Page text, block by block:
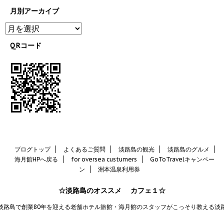
月別アーカイブ
QRコード
ブログトップ よくあるご質問 淡路島の観光
淡路島のグルメ
海月館HPへ戻る
for oversea custumers
GoToTravelキャンペー
ン
洲本温泉利用券
☆淡路島のオススメ カフェ１☆
路島で創業80年を迎える老舗ホテル旅館・海月館のスタッフがこっそり教える淡